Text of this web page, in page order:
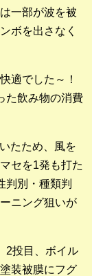
一部が波を被
ボを出さなく
適でした～！
た飲み物の消費
たため、風を
セを1発も打た
判別・種類判
ニング狙いが
2投目、ボイル
装被膜にフグ